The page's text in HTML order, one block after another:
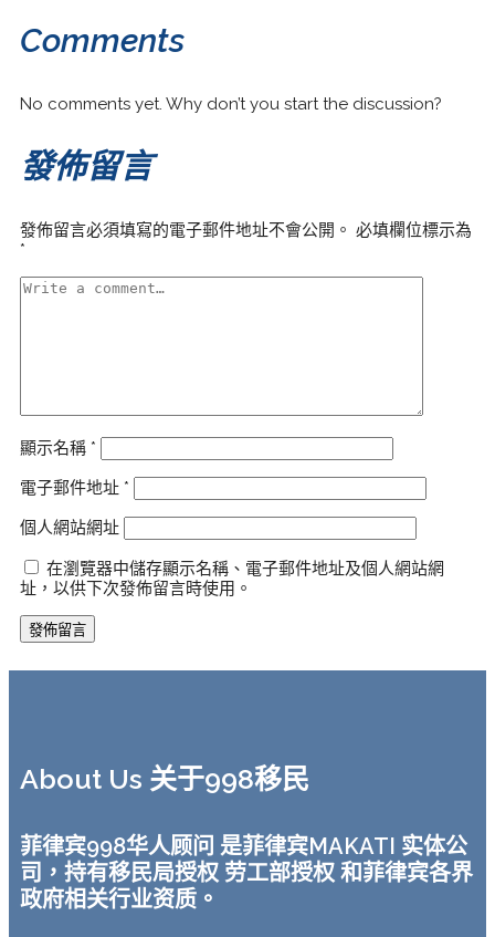
Comments
No comments yet. Why don’t you start the discussion?
發佈留言
發佈留言必須填寫的電子郵件地址不會公開。 必填欄位標示為
*
顯示名稱 *
電子郵件地址 *
個人網站網址
在瀏覽器中儲存顯示名稱、電子郵件地址及個人網站網
址，以供下次發佈留言時使用。
About Us 关于998移民
菲律宾998华人顾问 是菲律宾MAKATI 实体公
司，持有移民局授权 劳工部授权 和菲律宾各界
政府相关行业资质。